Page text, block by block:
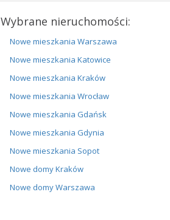
Wybrane nieruchomości:
Nowe mieszkania Warszawa
Nowe mieszkania Katowice
Nowe mieszkania Kraków
Nowe mieszkania Wrocław
Nowe mieszkania Gdańsk
Nowe mieszkania Gdynia
Nowe mieszkania Sopot
Nowe domy Kraków
Nowe domy Warszawa